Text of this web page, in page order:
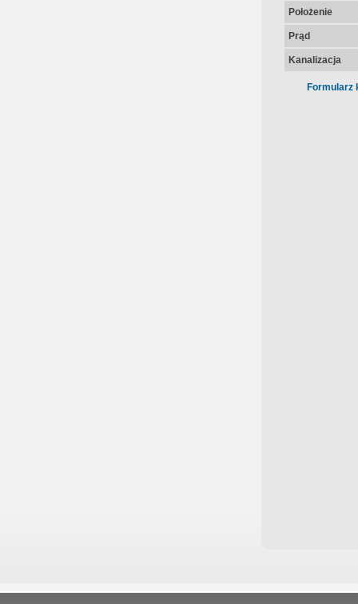
Położenie
Prąd
Kanalizacja
Formularz